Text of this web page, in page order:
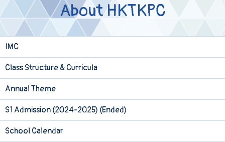
About HKTKPC
IMC
Class Structure & Curricula
Annual Theme
S1 Admission (2024-2025) (Ended)
School Calendar